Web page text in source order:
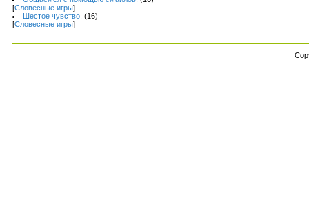
[Словесные игры]
Шестое чувство. (16)
[Словесные игры]